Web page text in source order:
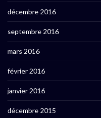
décembre 2016
septembre 2016
mars 2016
février 2016
janvier 2016
décembre 2015